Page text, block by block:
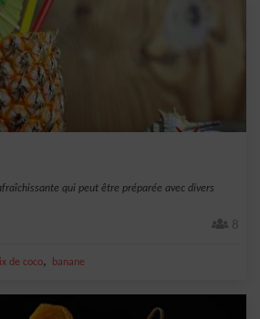
qui peut être préparée avec divers
8
de coco, banane